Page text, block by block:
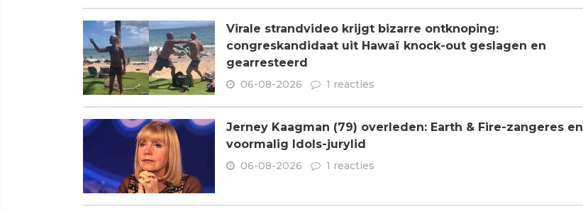
Virale strandvideo krijgt bizarre ontknoping:
congreskandidaat uit Hawaï knock-out geslagen en
gearresteerd
06-08-2026 1 reacties
Jerney Kaagman (79) overleden: Earth & Fire-zangeres en
voormalig Idols-jurylid
06-08-2026 1 reacties